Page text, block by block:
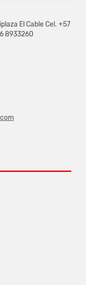
El Cable Cel. +57
8933260